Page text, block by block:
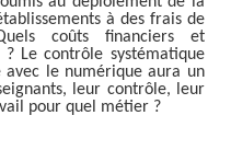
à des frais de
coûts financiers et
Le contrôle systématique
avec le numérique aura un
leur contrôle, leur
pour quel métier ?